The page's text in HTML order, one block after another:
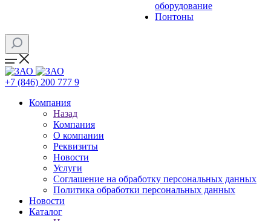
оборудование
Понтоны
+7 (846) 200 777 9
Компания
Назад
Компания
О компании
Реквизиты
Новости
Услуги
Соглашение на обработку персональных данных
Политика обработки персональных данных
Новости
Каталог